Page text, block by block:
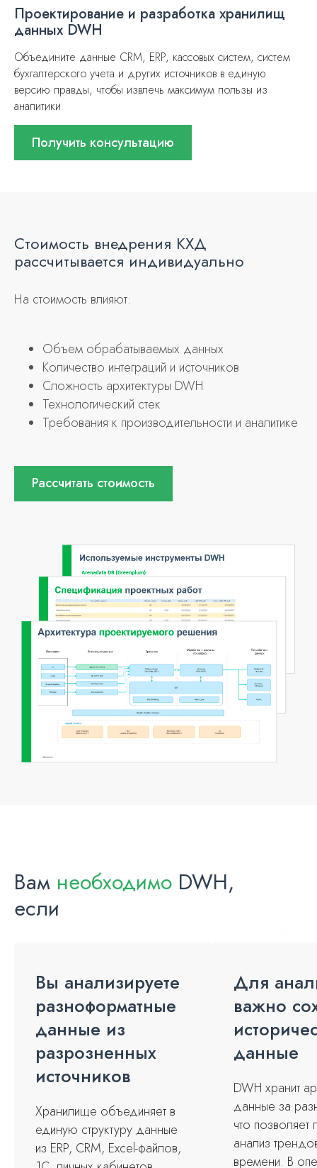
Проектирование и разработка хранилищ
данных DWH
Объедините данные CRM, ERP, кассовых систем, систем
бухгалтерского учета и других источников в единую
версию правды, чтобы извлечь максимум пользы из
аналитики
Получить консультацию
Стоимость внедрения КХД
рассчитывается индивидуально
На стоимость влияют:
Объем обрабатываемых данных
Количество интеграций и источников
Сложность архитектуры DWH
Технологический стек
Требования к производительности и аналитике
Рассчитать стоимость
Вам необходимо DWH,
если
Вы анализируете
разноформатные
данные из
разрозненных
источников
Хранилище объединяет в
единую структуру данные
из ERP, CRM, Excel-файлов,
Для
важно
данные
DWH хранит
данные за
что позволяет
анализ
времени. В